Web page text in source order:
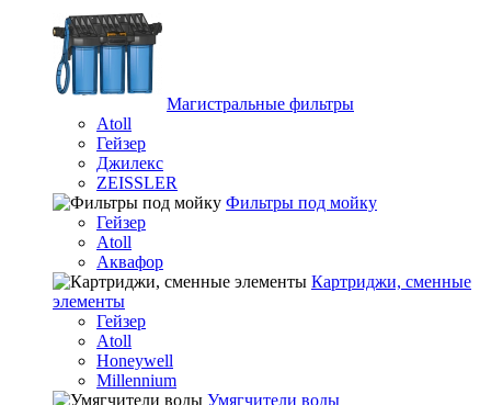
Магистральные фильтры
Atoll
Гейзер
Джилекс
ZEISSLER
Фильтры под мойку
Гейзер
Atoll
Аквафор
Картриджи, сменные
элементы
Гейзер
Atoll
Honeywell
Millennium
Умягчители воды